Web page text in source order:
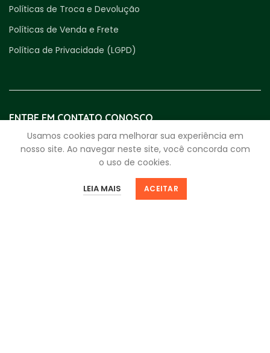
Políticas de Troca e Devolução
Políticas de Venda e Frete
Política de Privacidade (LGPD)
ENTRE EM CONTATO CONOSCO
WhatsApp: (17) 4009-3999
8h - 18h
Usamos cookies para melhorar sua experiência em
nosso site. Ao navegar neste site, você concorda com
o uso de cookies.
LEIA MAIS ACEITAR
Favoritos